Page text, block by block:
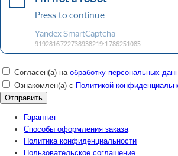
Согласен(а) на обработку персональных
Ознакомлен(а) с Политикой
Гарантия
Способы оформления заказа
Политика конфиденциальности
Пользовательское соглашение